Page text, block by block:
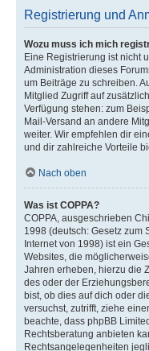
Registrierung und
Wozu muss ich mich
Eine Registrierung ist nicht
Administration dieses
um Beiträge zu schreiben.
Mitglied Zugriff auf
Verfügung stehen: zum
Mail-Versand an andere
weiter. Wir empfehlen dir
und dir zahlreiche Vorteile
Nach oben
Was ist COPPA?
COPPA, ausgeschrieben
1998 (deutsch: Gesetz zum
Internet von 1998) ist ein
Websites, die
Jahren erheben, hierzu die
des oder der
bist, ob dies auf dich oder
versuchst, zutrifft, ziehe
beachte, dass phpBB
Rechtsberatung anbieten
Rechtsangelegenheiten